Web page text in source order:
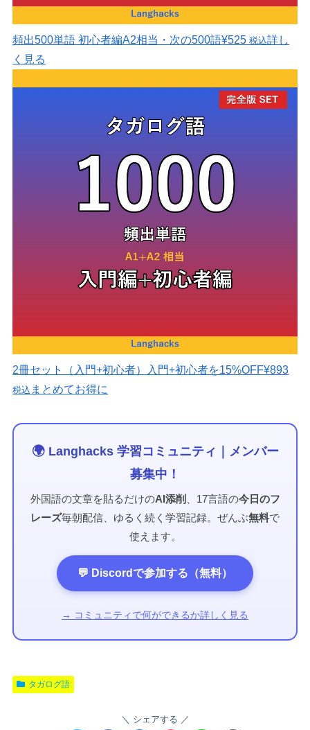
頻出500単語 初心者編A2相当・次の500語¥525 税込詳し
く見る
2冊セット（入門+初心者） 入門+初心者を15%OFF¥893
税込 まとめてお得に
🌍 Langhacks 学習コミュニティ｜メンバー
募集中！
外国語の文章を貼るだけのAI添削 、17言語の今日のフ
レーズ毎朝配信、ゆるく続く学習記録。ぜんぶ無料で
使えます。
💬 Discordで参加する（無料）
→ コミュニティで何ができるか詳しく見る
タガログ語
シェアする